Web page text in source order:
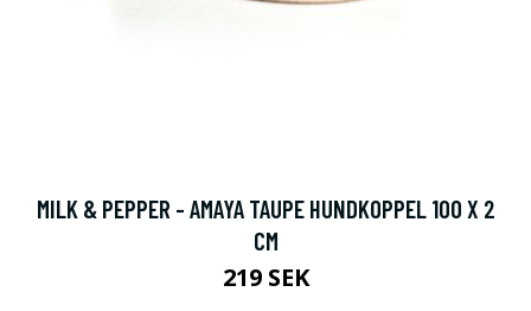
MILK & PEPPER - AMAYA TAUPE HUNDKOPPEL 100 X 2
CM
219 SEK